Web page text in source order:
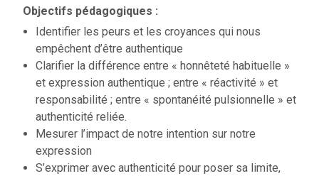
Objectifs pédagogiques :
Identifier les peurs et les croyances qui nous
empêchent d’être authentique
Clarifier la différence entre « honnêteté habituelle »
et expression authentique ; entre « réactivité » et
responsabilité ; entre « spontanéité pulsionnelle » et
authenticité reliée.
Mesurer l’impact de notre intention sur notre
expression
S’exprimer avec authenticité pour poser sa limite,